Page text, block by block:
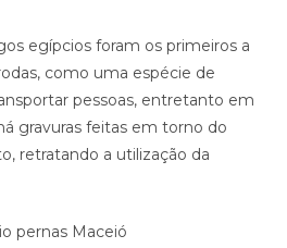
egípcios foram os primeiros a
como uma espécie de
pessoas, entretanto em
gravuras feitas em torno do
retratando a utilização da
pernas Maceió